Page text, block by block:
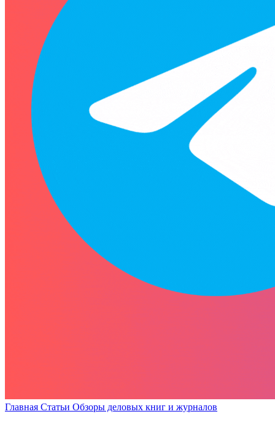
Главная Статьи Обзоры деловых книг и журналов